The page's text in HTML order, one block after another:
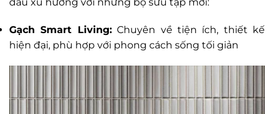
Gạch Smart Living:Chuyên về tiện ích, thiết kế
hiện đại, phù hợp với phong cách sống tối giản